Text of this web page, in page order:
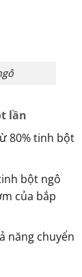
lần
80% tinh bột
bột ngô
của bắp
năng chuyển